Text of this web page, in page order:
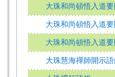
大珠和尚頓悟入道
大珠和尚頓悟入道
大珠和尚頓悟入道
大珠慧海禪師開示